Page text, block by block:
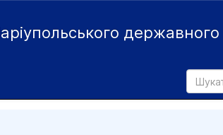
державного